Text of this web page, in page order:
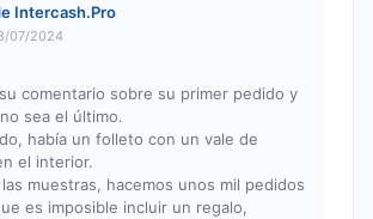
Intercash.Pro
07/2024
comentario sobre su primer pedido y
sea el último.
había un folleto con un vale de
el interior.
muestras, hacemos unos mil pedidos
es imposible incluir un regalo,